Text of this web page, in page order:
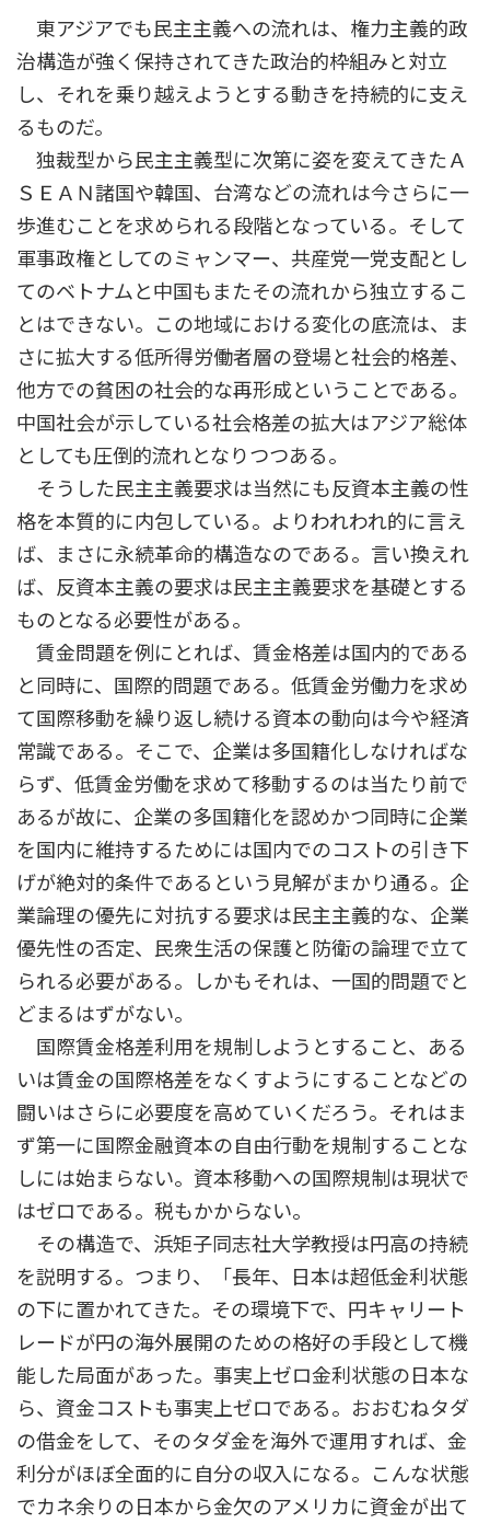
東アジアでも民主主義への流れは、権力主義的政
治構造が強く保持されてきた政治的枠組みと対立
し、それを乗り越えようとする動きを持続的に支え
るものだ。
独裁型から民主主義型に次第に姿を変えてきたＡ
ＳＥＡＮ諸国や韓国、台湾などの流れは今さらに一
歩進むことを求められる段階となっている。そして
軍事政権としてのミャンマー、共産党一党支配とし
てのベトナムと中国もまたその流れから独立するこ
とはできない。この地域における変化の底流は、ま
さに拡大する低所得労働者層の登場と社会的格差、
他方での貧困の社会的な再形成ということである。
中国社会が示している社会格差の拡大はアジア総体
としても圧倒的流れとなりつつある。
そうした民主主義要求は当然にも反資本主義の性
格を本質的に内包している。よりわれわれ的に言え
ば、まさに永続革命的構造なのである。言い換えれ
ば、反資本主義の要求は民主主義要求を基礎とする
ものとなる必要性がある。
賃金問題を例にとれば、賃金格差は国内的である
と同時に、国際的問題である。低賃金労働力を求め
て国際移動を繰り返し続ける資本の動向は今や経済
常識である。そこで、企業は多国籍化しなければな
らず、低賃金労働を求めて移動するのは当たり前で
あるが故に、企業の多国籍化を認めかつ同時に企業
を国内に維持するためには国内でのコストの引き下
げが絶対的条件であるという見解がまかり通る。企
業論理の優先に対抗する要求は民主主義的な、企業
優先性の否定、民衆生活の保護と防衛の論理で立て
られる必要がある。しかもそれは、一国的問題でと
どまるはずがない。
国際賃金格差利用を規制しようとすること、ある
いは賃金の国際格差をなくすようにすることなどの
闘いはさらに必要度を高めていくだろう。それはま
ず第一に国際金融資本の自由行動を規制することな
しには始まらない。資本移動への国際規制は現状で
はゼロである。税もかからない。
その構造で、浜矩子同志社大学教授は円高の持続
を説明する。つまり、「長年、日本は超低金利状態
の下に置かれてきた。その環境下で、円キャリート
レードが円の海外展開のための格好の手段として機
能した局面があった。事実上ゼロ金利状態の日本な
ら、資金コストも事実上ゼロである。おおむねタダ
の借金をして、そのタダ金を海外で運用すれば、金
利分がほぼ全面的に自分の収入になる。こんな状態
でカネ余りの日本から金欠のアメリカに資金が出て